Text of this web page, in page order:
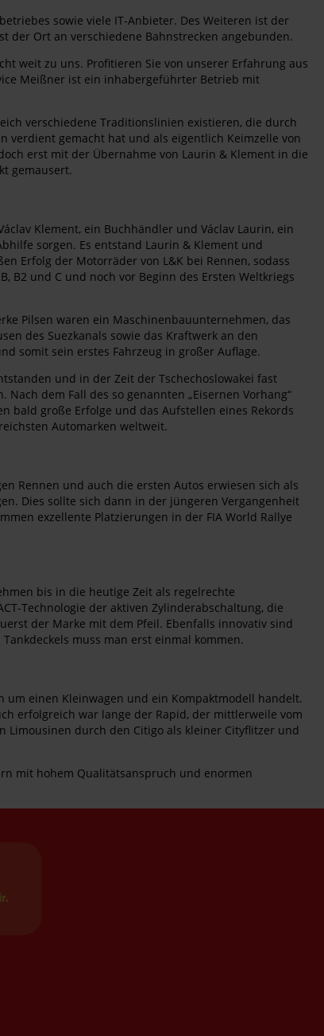
sowie viele IT-Anbieter. Des Weiteren ist der
der Ort an verschiedene Bahnstrecken angebunden.
weit zu uns. Profitieren Sie von unserer Erfahrung aus
Meißner ist ein inhabergeführter Betrieb mit
verschiedene Traditionslinien existieren, die durch
verdient gemacht hat und als eigentlich Keimzelle von
erst mit der Übernahme von Laurin & Klement in die
gemausert.
Klement, ein Buchhändler und Václav Laurin, ein
sorgen. Es entstand Laurin & Klement und
Erfolg der Motorräder von L&K bei Rennen, sodass
B2 und C und noch vor Beginn des Ersten Weltkriegs
Pilsen waren ein Maschinenbauunternehmen, das
des Suezkanals sowie das Kraftwerk an den
somit sein erstes Fahrzeug in großer Auflage.
und in der Zeit der Tschechoslowakei fast
dem Fall des so genannten „Eisernen Vorhang“
bald große Erfolge und das Aufstellen eines Rekords
Automarken weltweit.
Rennen und auch die ersten Autos erwiesen sich als
Dies sollte sich dann in der jüngeren Vergangenheit
exzellente Platzierungen in der FIA World Rallye
bis in die heutige Zeit als regelrechte
Technologie der aktiven Zylinderabschaltung, die
der Marke mit dem Pfeil. Ebenfalls innovativ sind
muss man erst einmal kommen.
um einen Kleinwagen und ein Kompaktmodell handelt.
erfolgreich war lange der Rapid, der mittlerweile vom
Limousinen durch den Citigo als kleiner Cityflitzer und
mit hohem Qualitätsanspruch und enormen